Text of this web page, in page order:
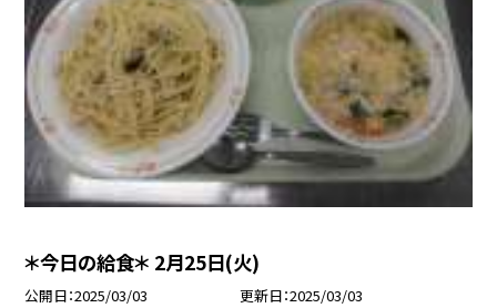
＊今日の給食＊ 2月25日(火)
公開日 2025/03/03 更新日 2025/03/03